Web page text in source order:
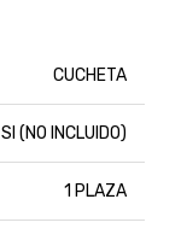
CUCHETA
SI (NO INCLUIDO)
1 PLAZA